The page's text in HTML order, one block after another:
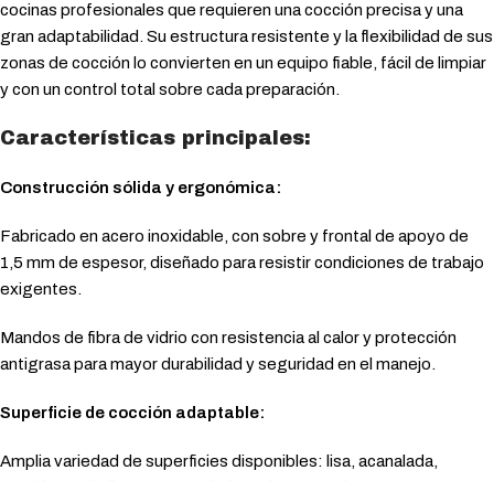
cocinas profesionales que requieren una cocción precisa y una
gran adaptabilidad. Su estructura resistente y la flexibilidad de sus
zonas de cocción lo convierten en un equipo fiable, fácil de limpiar
y con un control total sobre cada preparación.
Características principales:
Construcción sólida y ergonómica:
Fabricado en acero inoxidable, con sobre y frontal de apoyo de
1,5 mm de espesor, diseñado para resistir condiciones de trabajo
exigentes.
Mandos de fibra de vidrio con resistencia al calor y protección
antigrasa para mayor durabilidad y seguridad en el manejo.
Superficie de cocción adaptable:
Amplia variedad de superficies disponibles: lisa, acanalada,